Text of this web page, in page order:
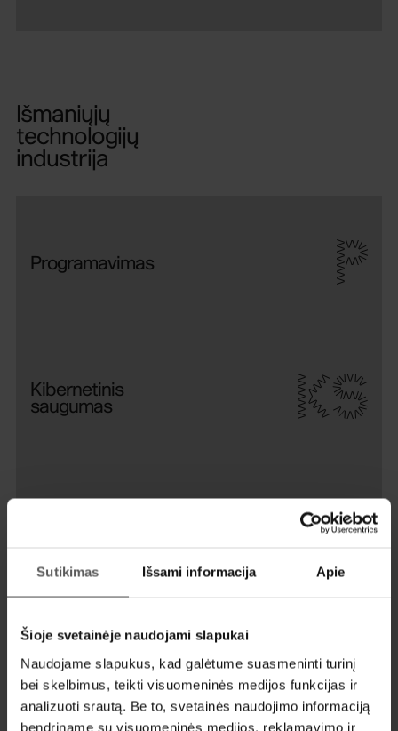
Sutikimas Išsami informacija Apie
Šioje svetainėje naudojami slapukai
Naudojame slapukus, kad galėtume suasmeninti turinį
bei skelbimus, teikti visuomeninės medijos funkcijas ir
analizuoti srautą. Be to, svetainės naudojimo informaciją
bendriname su visuomeninės medijos, reklamavimo ir
technologijų
industrija
P
saugumas KS
DA
Programinės
įrangos
testavimas PĮT